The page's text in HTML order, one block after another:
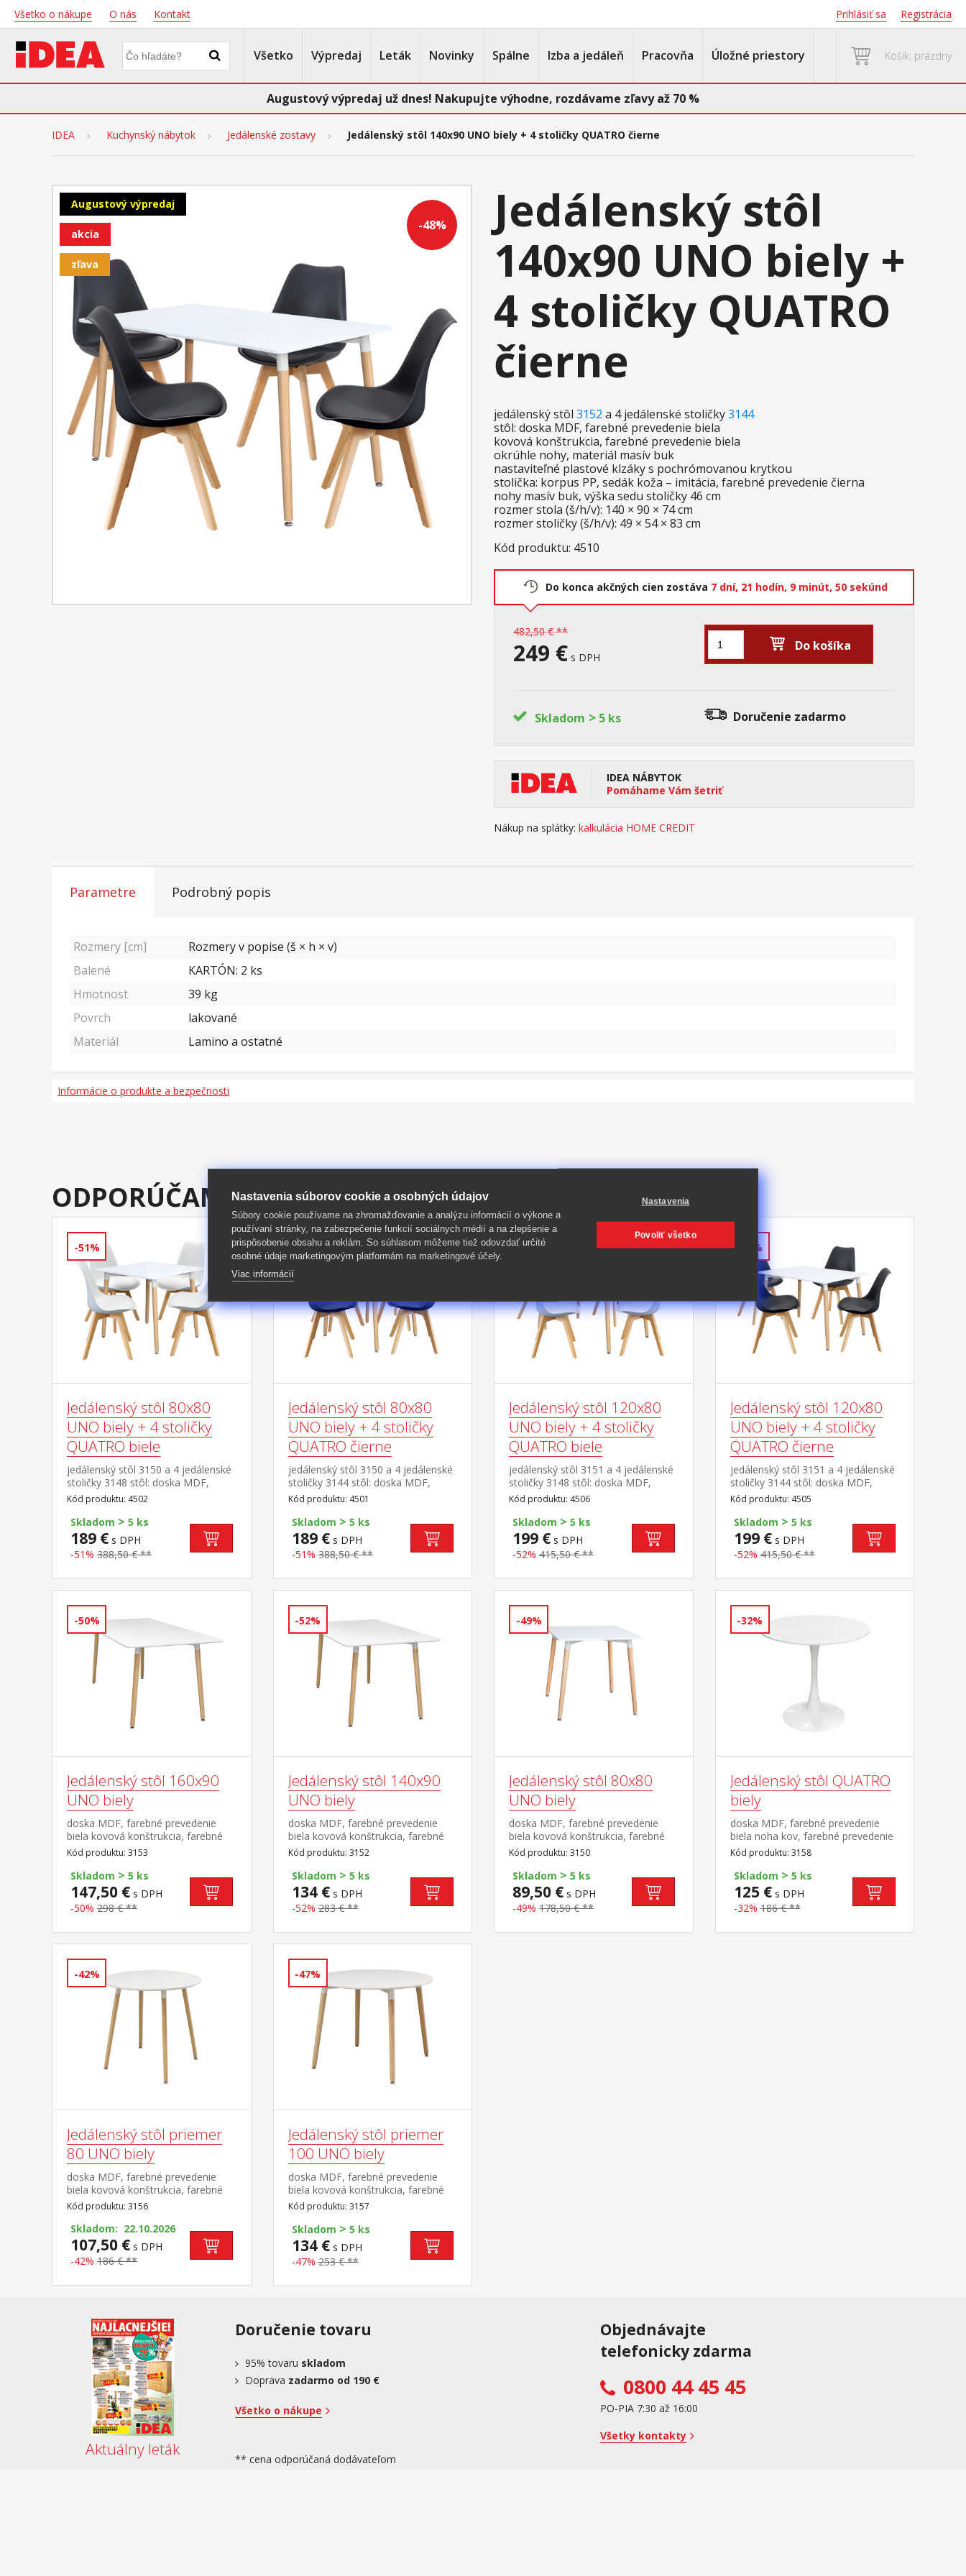
Všetko o nákupe O nás Kontakt Prihlásiť sa Registrácia
Všetko Výpredaj Leták Novinky Spálne Izba a jedáleň Pracovňa Úložné priestory Košík: prázdny
Augustový výpredaj už dnes! Nakupujte výhodne, rozdávame zľavy až 70 %
IDEA Kuchynský nábytok Jedálenské zostavy Jedálenský stôl 140x90 UNO biely + 4 stoličky QUATRO čierne
-48%
Augustový výpredaj
akcia
zľava
Jedálenský stôl
140x90 UNO biely +
4 stoličky QUATRO
čierne
jedálenský stôl 3152 a 4 jedálenské stoličky3144
stôl: doska MDF, farebné prevedenie biela
kovová konštrukcia, farebné prevedenie biela
okrúhle nohy, materiál masív buk
nastaviteľné plastové klzáky s pochrómovanou krytkou
stolička: korpus PP, sedák koža – imitácia, farebné prevedenie čierna
nohy masív buk, výška sedu stoličky 46 cm
rozmer stola (š/h/v): 140 × 90 × 74 cm
rozmer stoličky (š/h/v): 49 × 54 × 83 cm
Kód produktu: 4510
Do konca akčných cien zostáva 7 dní, 21 hodín, 9 minút, 49 sekúnd
482,50 € **
249 € s DPH
Do košíka
Skladom > 5 ks Doručenie zadarmo
IDEA NÁBYTOK
Pomáhame Vám šetriť
Nákup na splátky: kalkulácia HOME CREDIT
Parametre Podrobný popis
Rozmery [cm]
Rozmery v popise (š × h × v)
Balené
KARTÓN: 2 ks
Hmotnost
39 kg
Povrch
lakované
Materiál
Lamino a ostatné
Informácie o produkte a bezpečnosti
ODPORÚČAME DOKÚPIŤ
-51%
Jedálenský stôl 80x80
UNO biely + 4 stoličky
QUATRO biele
jedálenský stôl 3150 a 4 jedálenské
stoličky 3148 stôl: doska MDF,
farebné prevedenie biela kovová
konštrukcia, farebné prevedenie
biela okrúhle nohy, materiál masív
buk nastaviteľné plastové klzáky s
pochrómovanou krytkou stolička:
korpus PP, sedák koža – imitácia,
54 × 83 cm
Kód produktu: 4502
Skladom > 5 ks
189 € s DPH
-51% 388,50 € **
-51%
Jedálenský stôl 80x80
UNO biely + 4 stoličky
QUATRO čierne
jedálenský stôl 3150 a 4 jedálenské
stoličky 3144 stôl: doska MDF,
farebné prevedenie biela kovová
konštrukcia, farebné prevedenie
biela okrúhle nohy, materiál masív
buk nastaviteľné plastové klzáky s
pochrómovanou krytkou stolička:
korpus PP, sedák koža – imitácia,
54 × 83 cm
Kód produktu: 4501
Skladom > 5 ks
189 €s DPH
-51% 388,50 € **
-52%
Jedálenský stôl 120x80
UNO biely + 4 stoličky
QUATRO biele
jedálenský stôl 3151 a 4 jedálenské
stoličky 3148 stôl: doska MDF,
farebné prevedenie biela kovová
konštrukcia, farebné prevedenie
biela okrúhle nohy, materiál masív
buk nastaviteľné plastové klzáky s
pochrómovanou krytkou stolička:
korpus PP, sedák koža – imitácia,
54 × 83 cm
Kód produktu: 4506
Skladom > 5 ks
199 € s DPH
-52% 415,50 € **
-52%
Jedálenský stôl 120x80
UNO biely + 4 stoličky
QUATRO čierne
jedálenský stôl 3151 a 4 jedálenské
stoličky 3144 stôl: doska MDF,
farebné prevedenie biela kovová
konštrukcia, farebné prevedenie
biela okrúhle nohy, materiál masív
buk nastaviteľné plastové klzáky s
pochrómovanou krytkou stolička:
korpus PP, sedák koža – imitácia,
54 × 83 cm
Kód produktu: 4505
Skladom > 5 ks
199 €s DPH
-52% 415,50 € **
-50%
Jedálenský stôl 160x90
UNO biely
doska MDF, farebné prevedenie
biela kovová konštrukcia, farebné
prevedenie biela okrúhle nohy,
materiál masív buk nastaviteľné
plastové klzáky s pochrómovanou
krytkou
Kód produktu: 3153
Skladom > 5 ks
147,50 € s DPH
-50% 298 € **
-52%
Jedálenský stôl 140x90
UNO biely
doska MDF, farebné prevedenie
biela kovová konštrukcia, farebné
prevedenie biela okrúhle nohy,
materiál masív buk nastaviteľné
plastové klzáky s pochrómovanou
krytkou
Kód produktu: 3152
Skladom > 5 ks
134 €s DPH
-52% 283 € **
-49%
Jedálenský stôl 80x80
UNO biely
doska MDF, farebné prevedenie
biela kovová konštrukcia, farebné
prevedenie biela okrúhle nohy,
materiál masív buk nastaviteľné
plastové klzáky s pochrómovanou
krytkou
Kód produktu: 3150
Skladom > 5 ks
89,50 € s DPH
-49% 178,50 € **
-32%
Jedálenský stôl QUATRO
biely
doska MDF, farebné prevedenie
biela noha kov, farebné prevedenie
biela vhodná kombinácia so
stoličkami UNO
Kód produktu: 3158
Skladom > 5 ks
125 €s DPH
-32% 186 € **
-42%
Jedálenský stôl priemer
80 UNO biely
doska MDF, farebné prevedenie
biela kovová konštrukcia, farebné
prevedenie biela okrúhle nohy,
materiál masív buk nastaviteľné
plastové klzáky s pochrómovanou
krytkou
Kód produktu: 3156
Skladom: 22.10.2026
107,50 € s DPH
-42% 186 € **
-47%
Jedálenský stôl priemer
100 UNO biely
doska MDF, farebné prevedenie
biela kovová konštrukcia, farebné
prevedenie biela okrúhle nohy,
materiál masív buk nastaviteľné
plastové klzáky s pochrómovanou
krytkou
Kód produktu: 3157
Skladom > 5 ks
134 €s DPH
-47% 253 € **
Aktuálny leták
Doručenie tovaru
95% tovaru skladom
Doprava zadarmo od 190 €
Všetko o nákupe
** cena odporúčaná dodávateľom
Objednávajte
telefonicky zdarma
0800 44 45 45
PO-PIA 7:30 až 16:00
Všetky kontakty
Nastavenia súborov cookie a osobných údajov
Súbory cookie používame na zhromažďovanie a analýzu informácií o výkone a
používaní stránky, na zabezpečenie funkcií sociálnych médií a na zlepšenie a
prispôsobenie obsahu a reklám. So súhlasom môžeme tiež odovzdať určité
osobné údaje marketingovým platformám na marketingové účely.
Viac informácií
Nastavenia
Povoliť všetko